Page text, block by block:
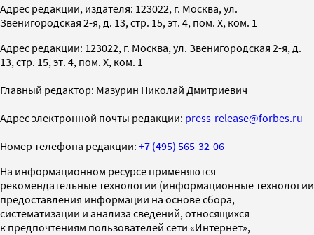
Адрес редакции, издателя: 123022, г. Москва, ул.
Звенигородская 2-я, д. 13, стр. 15, эт. 4, пом. X, ком. 1
Адрес редакции: 123022, г. Москва, ул. Звенигородская 2-я, д.
13, стр. 15, эт. 4, пом. X, ком. 1
Главный редактор: Мазурин Николай Дмитриевич
Адрес электронной почты редакции: press-release@forbes.ru
Номер телефона редакции: +7 (495) 565-32-06
На информационном ресурсе применяются
рекомендательные технологии (информационные технологии
предоставления информации на основе сбора,
систематизации и анализа сведений, относящихся
к предпочтениям пользователей сети «Интернет»,